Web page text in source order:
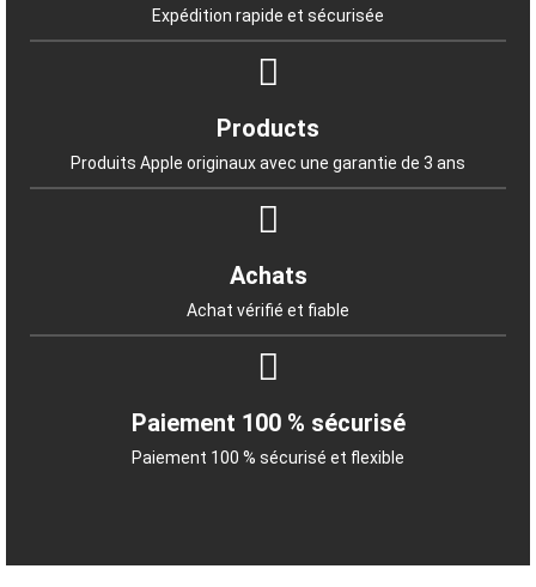
Expédition rapide et sécurisée
Products
Produits Apple originaux avec une garantie de 3 ans
Achats
Achat vérifié et fiable
Paiement 100 % sécurisé
Paiement 100 % sécurisé et flexible